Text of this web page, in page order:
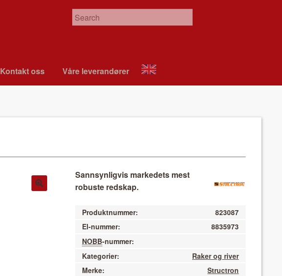
Kon­takt oss Våre leverandør­er
About
VIX
Sannsynligvis markedets mest
robuste redskap.
Produktnummer:
823087
El-nummer:
8835973
NOBB-nummer:
Kategorier:
Raker og river
Merke:
Structron